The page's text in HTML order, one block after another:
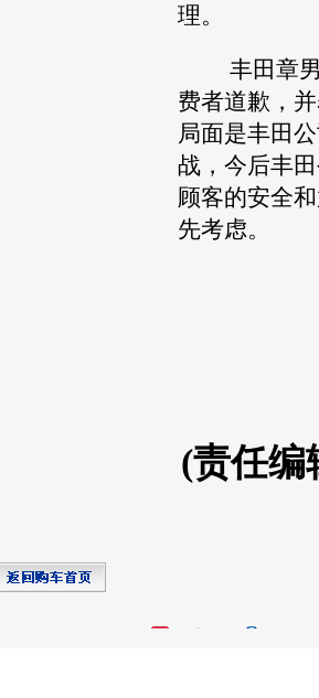
理。
丰田章
费者道歉，
局面是丰田
战，今后丰田
顾客的安全
先考虑。
(责任编